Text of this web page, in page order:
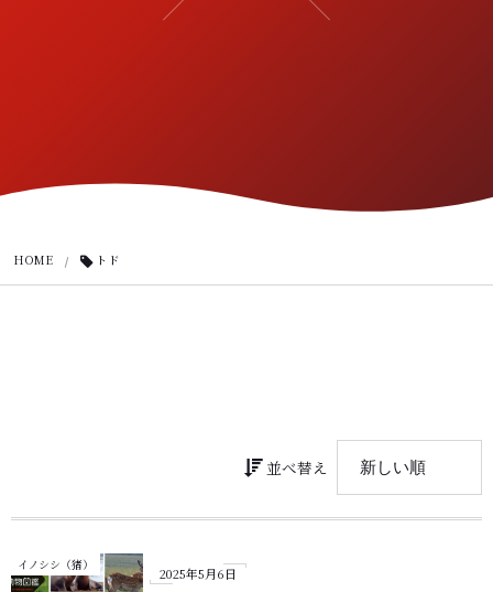
HOME トド
並べ替え
イノシシ（猪）
2025年5月6日